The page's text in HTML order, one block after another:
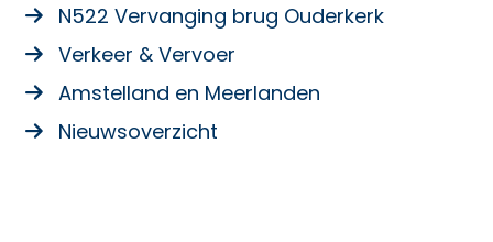
N522 Vervanging brug Ouderkerk
Verkeer & Vervoer
Amstelland en Meerlanden
Nieuwsoverzicht